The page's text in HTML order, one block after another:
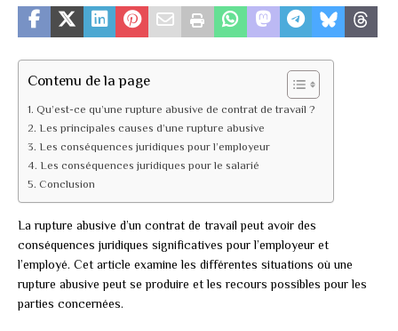
Contenu de la page
Qu’est-ce qu’une rupture abusive de contrat de travail ?
Les principales causes d’une rupture abusive
Les conséquences juridiques pour l’employeur
Les conséquences juridiques pour le salarié
Conclusion
La rupture abusive d’un contrat de travail peut avoir des
conséquences juridiques significatives pour l’employeur et
l’employé. Cet article examine les différentes situations où une
rupture abusive peut se produire et les recours possibles pour les
parties concernées.